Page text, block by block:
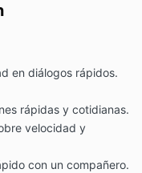
en diálogos rápidos.
rápidas y cotidianas.
velocidad y
con un compañero.